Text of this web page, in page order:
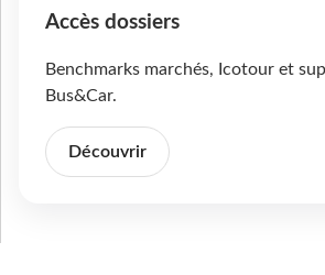
Accès dossiers
Benchmarks marchés, Icotour et
Bus&Car.
Découvrir